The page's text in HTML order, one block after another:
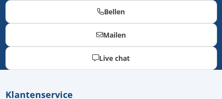
Bellen
Mailen
Live chat
Klantenservice